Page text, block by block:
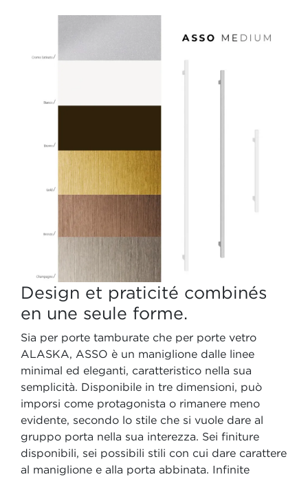
Design et praticité combinés
en une seule forme.
Sia per porte tamburate che per porte vetro
ALASKA, ASSO è un maniglione dalle linee
minimal ed eleganti, caratteristico nella sua
semplicità. Disponibile in tre dimensioni, può
imporsi come protagonista o rimanere meno
evidente, secondo lo stile che si vuole dare al
gruppo porta nella sua interezza. Sei finiture
disponibili, sei possibili stili con cui dare carattere
al maniglione e alla porta abbinata. Infinite